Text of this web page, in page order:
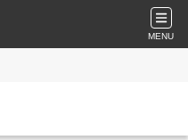
MENU